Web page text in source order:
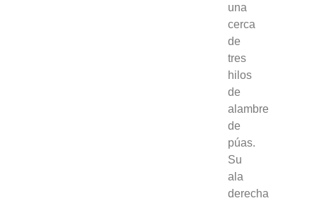
una
cerca
de
tres
hilos
de
alambre
de
púas.
Su
ala
derecha